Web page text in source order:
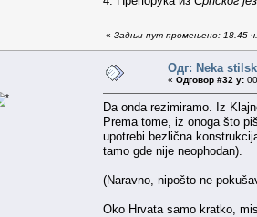
« Задњи пут промењено: 18.45
Одг: Neka
« Одговор #32 у:
Da onda rezimiramo. Iz
Prema tome, iz onoga što
upotrebi bezlična
tamo gde nije neophodan).
(Naravno, nipošto ne
Oko Hrvata samo kratko,